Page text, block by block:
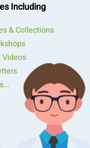
Including
& Collections
Videos